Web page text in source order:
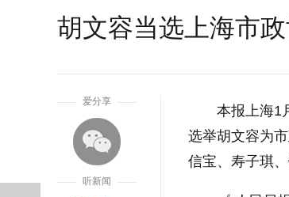
胡文容当选上海市
爱分享
听新闻
本报上海1
选举胡文容为
信宝、寿子琪